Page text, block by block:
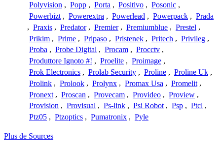
Polyvision , Popp , Porta , Positivo , Posonic ,
Powerbizt , Powerextra , Powerlead , Powerpack , Prada
, Praxis , Predator , Premier , Premiumblue , Prestel ,
Prikim , Prime , Pripaso , Pristenek , Pritech , Privileg ,
Proba , Probe Digital , Procam , Procctv ,
Produttore Ignoto #! , Proelite , Proimage ,
Prok Electronics , Prolab Security , Proline , Proline Uk ,
Prolink , Prolook , Prolynx , Promax Usa , Promelit ,
Pronext , Proscan , Provecam , Provideo , Proview ,
Provision , Provisual , Ps-link , Psi Robot , Psp , Ptcl ,
Ptz05 , Ptzoptics , Pumatronix , Pyle
Plus de Sources